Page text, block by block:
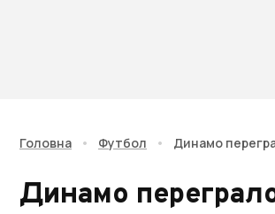
Головна • Футбол • Динамо
Динамо